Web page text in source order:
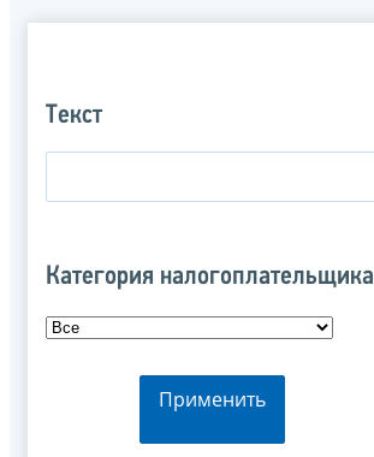
Текст
Категория налогоплательщика
Применить